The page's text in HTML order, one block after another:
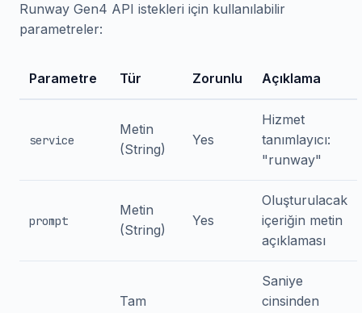
Runway Gen4 API istekleri için kullanılabilir
parametreler:
Parametre Tür Zorunlu Açıklama
service
Metin
(String)
Yes
Hizmet
tanımlayıcı:
"runway"
prompt
Metin
(String)
Yes
Oluşturulacak
içeriğin metin
açıklaması
Tam
Saniye
cinsinden